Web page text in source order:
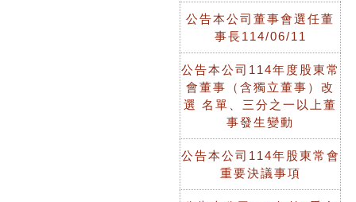
公告本公司董事會選任董
事長114/06/11
公告本公司114年度股東常
會董事（含獨立董事）改
選 名單、三分之一以上董
事發生變動
公告本公司114年股東常會
重要決議事項